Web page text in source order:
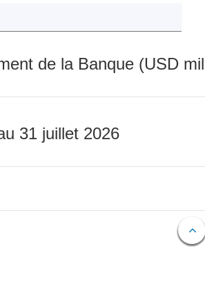
de la Banque (USD
31 juillet 2026